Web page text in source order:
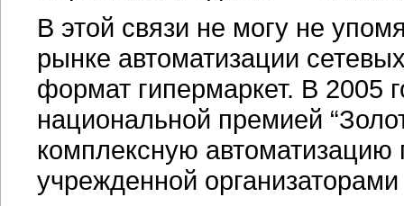
В этой связи не могу не
рынке автоматизации
формат гипермаркет. В 2005
национальной премией
комплексную автоматизацию
учрежденной организаторами